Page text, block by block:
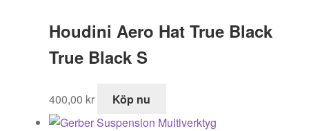
Houdini Aero Hat True Black
True Black S
400,00 kr Köp nu